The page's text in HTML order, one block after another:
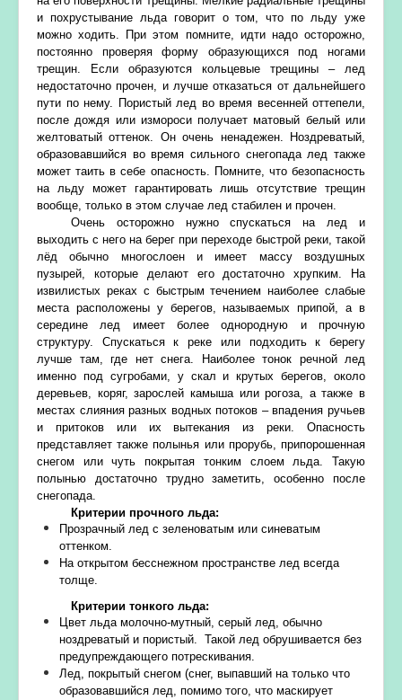
и похрустывание льда говорит о том, что по льду уже
можно ходить. При этом помните, идти надо осторожно,
постоянно проверяя форму образующихся под ногами
трещин. Если образуются кольцевые трещины – лед
недостаточно прочен, и лучше отказаться от дальнейшего
пути по нему. Пористый лед во время весенней оттепели,
после дождя или измороси получает матовый белый или
желтоватый оттенок. Он очень ненадежен. Ноздреватый,
образовавшийся во время сильного снегопада лед также
может таить в себе опасность. Помните, что безопасность
на льду может гарантировать лишь отсутствие трещин
вообще, только в этом случае лед стабилен и прочен.
Очень осторожно нужно спускаться на лед и
выходить с него на берег при переходе быстрой реки, такой
лёд обычно многослоен и имеет массу воздушных
пузырей, которые делают его достаточно хрупким. На
извилистых реках с быстрым течением наиболее слабые
места расположены у берегов, называемых припой, а в
середине лед имеет более однородную и прочную
структуру. Спускаться к реке или подходить к берегу
лучше там, где нет снега. Наиболее тонок речной лед
именно под сугробами, у скал и крутых берегов, около
деревьев, коряг, зарослей камыша или рогоза, а также в
местах слияния разных водных потоков – впадения ручьев
и притоков или их вытекания из реки. Опасность
представляет также полынья или прорубь, припорошенная
снегом или чуть покрытая тонким слоем льда. Такую
полынью достаточно трудно заметить, особенно после
снегопада.
Критерии прочного льда:
Прозрачный лед с зеленоватым или синеватым
оттенком.
На открытом бесснежном пространстве лед всегда
толще.
Критерии тонкого льда:
Цвет льда молочно-мутный, серый лед, обычно
ноздреватый и пористый. Такой лед обрушивается без
предупреждающего потрескивания.
Лед, покрытый снегом (снег, выпавший на только что
образовавшийся лед, помимо того, что маскирует